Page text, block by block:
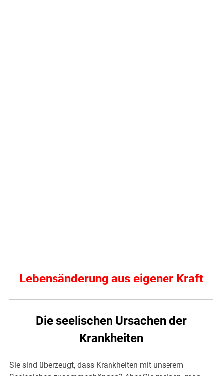
Lebensänderung aus eigener Kraft
Die seelischen Ursachen der
Krankheiten
Sie sind überzeugt, dass Krankheiten mit unserem